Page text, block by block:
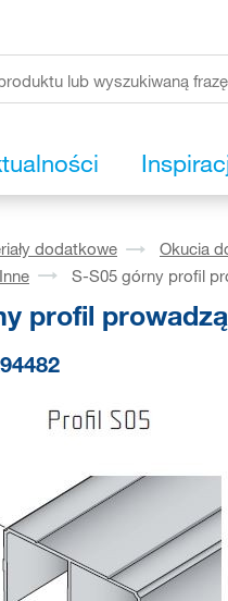
dodatkowe Okucia
Inne S-S05 górny profil
profil